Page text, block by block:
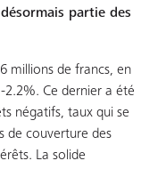
partie des
millions de francs, en
Ce dernier a été
négatifs, taux qui se
de couverture des
La solide